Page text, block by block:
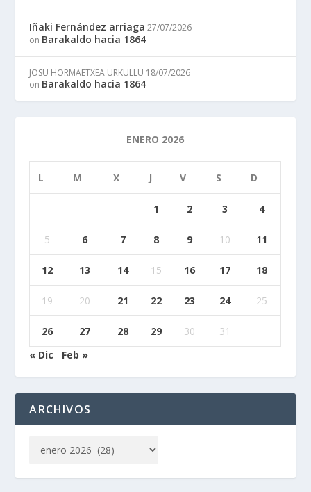
Iñaki Fernández arriaga 27/07/2026
on Barakaldo hacia 1864
JOSU HORMAETXEA URKULLU 18/07/2026
on Barakaldo hacia 1864
ENERO 2026
L M X J V S D
1 2 3 4
5 6 7 8 9 10 11
12 13 14 15 16 17 18
19 20 21 22 23 24 25
26 27 28 29 30
31
« Dic
Feb »
ARCHIVOS